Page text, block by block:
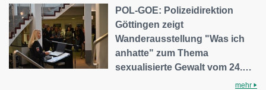
POL-GOE: Polizeidirektion
Göttingen zeigt
Wanderausstellung "Was ich
anhatte" zum Thema
sexualisierte Gewalt vom 24.…
mehr